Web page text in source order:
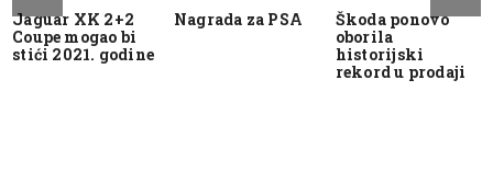
Jaguar XK 2+2
Coupe mogao bi
stići 2021. godine
Nagrada za PSA
Škoda ponovo
oborila
historijski
rekord u prodaji